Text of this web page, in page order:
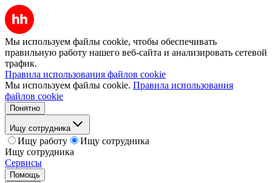
Мы используем файлы cookie, чтобы обеспечивать
правильную работу нашего веб-сайта и анализировать сетевой
трафик.
Правила использования файлов cookie
Мы используем файлы cookie. Правила использования
файлов cookie
Понятно
Ищу сотрудника
Ищу работу
Ищу сотрудника
Ищу сотрудника
Сервисы
Помощь